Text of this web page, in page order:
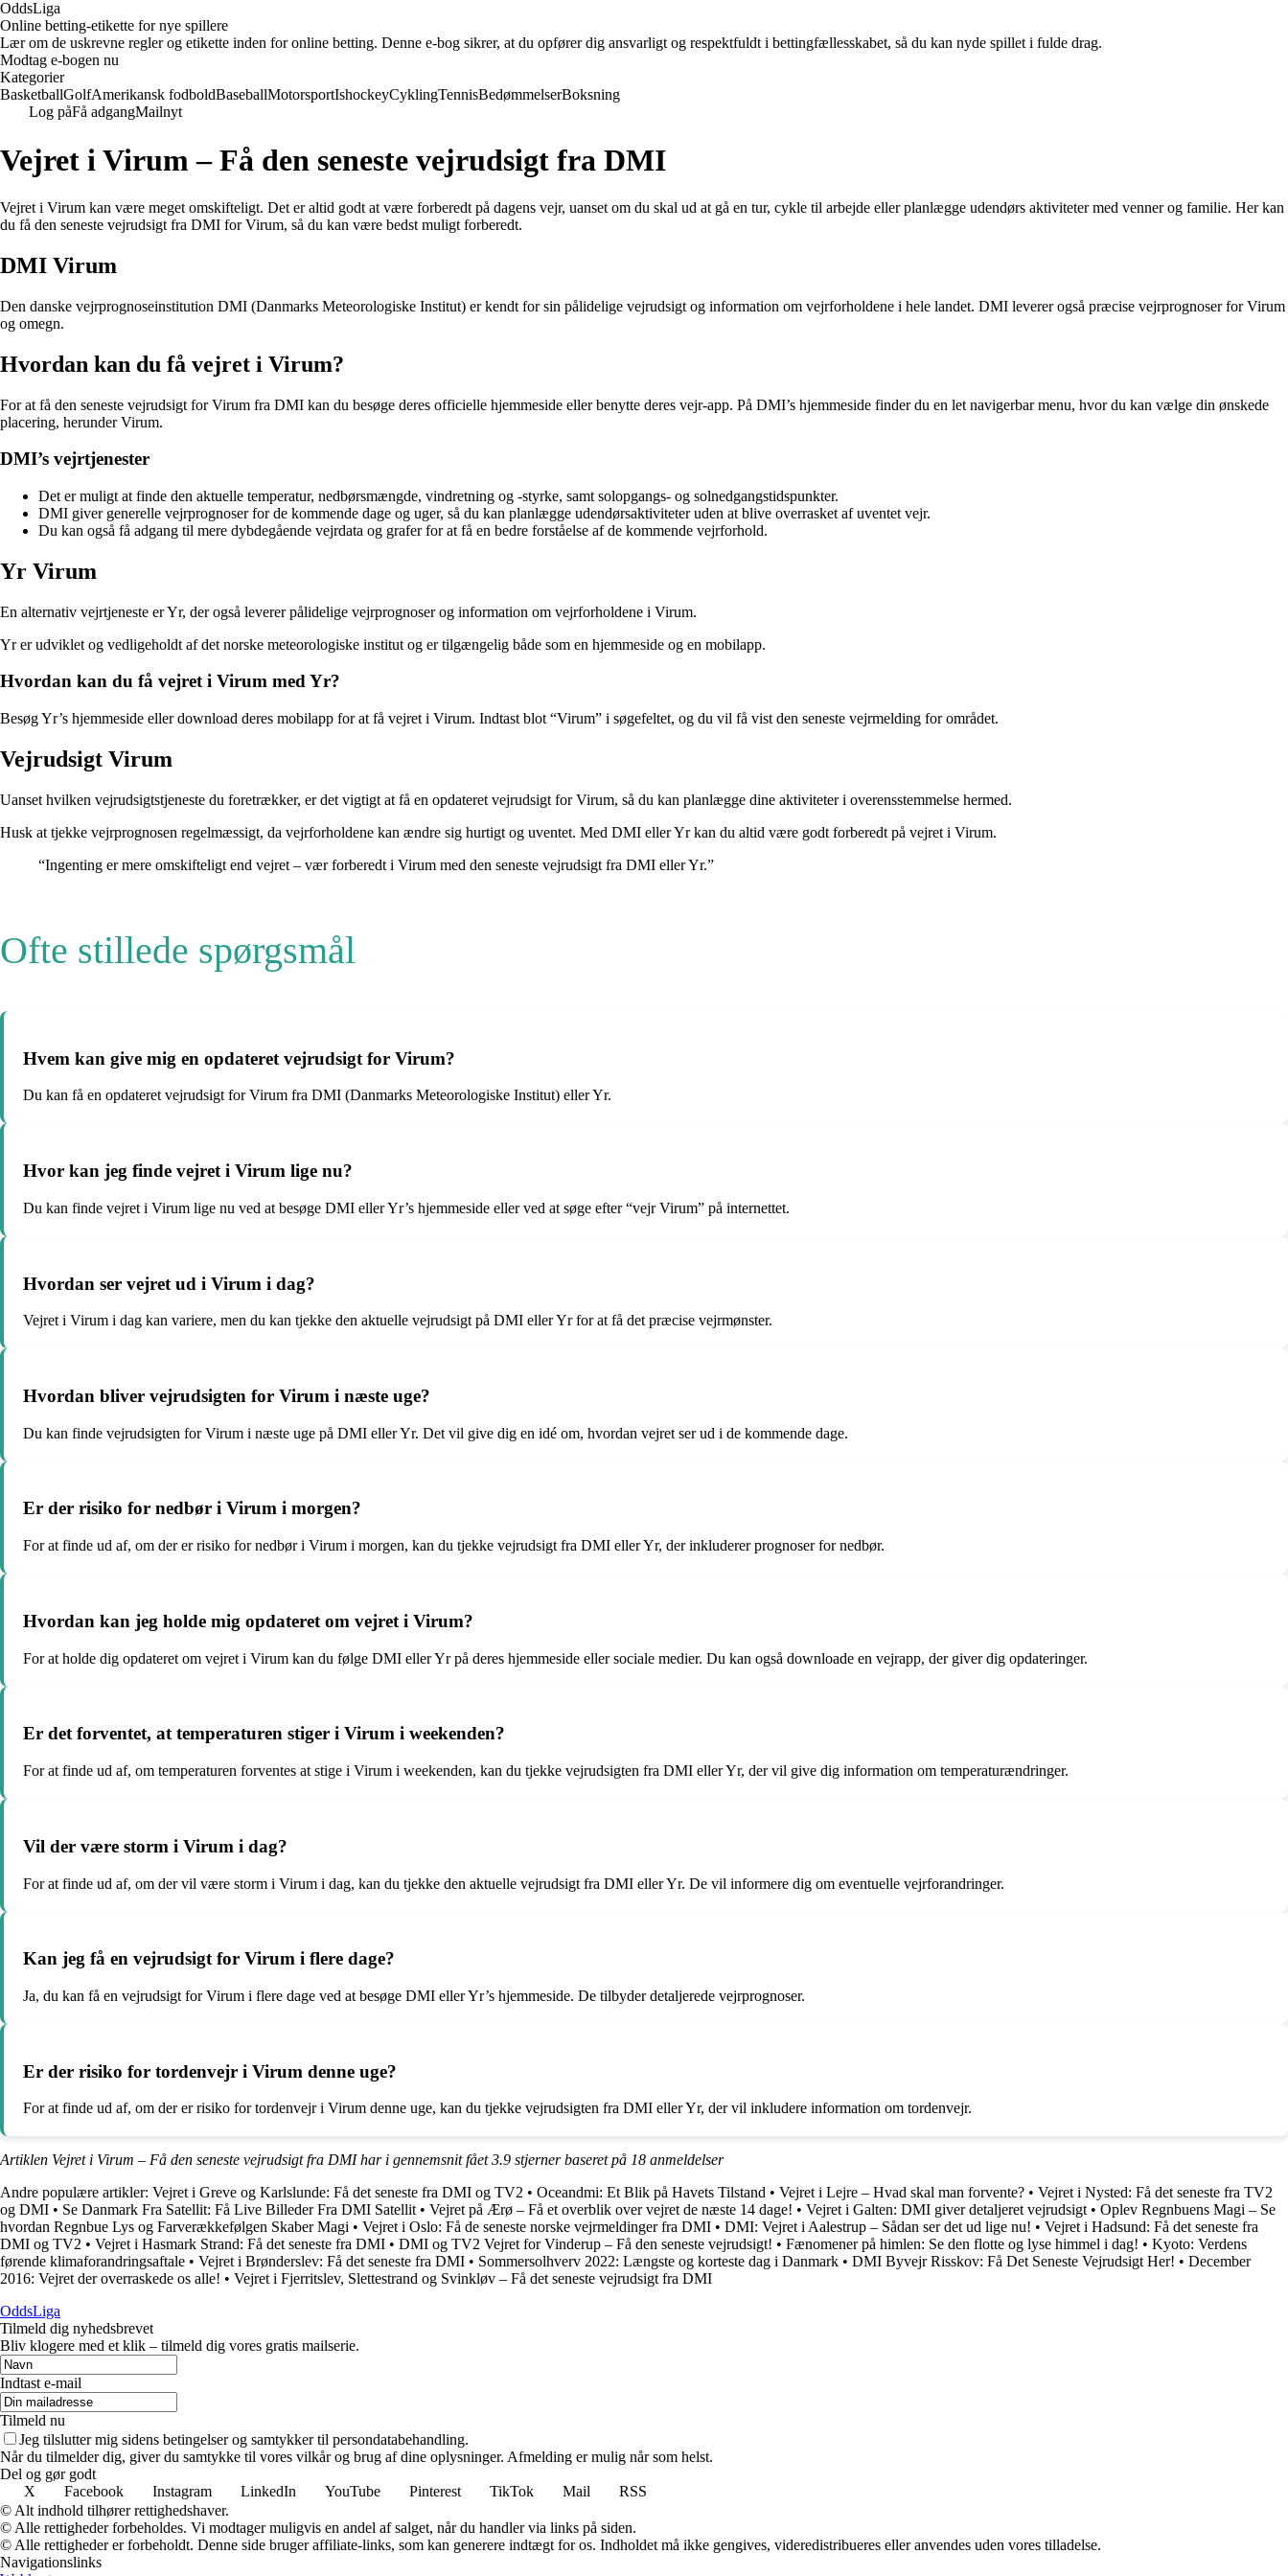
OddsLiga
Online betting-etikette for nye spillere
Lær om de uskrevne regler og etikette inden for online betting. Denne e-bog sikrer, at du opfører dig ansvarligt og respektfuldt i bettingfællesskabet, så du kan nyde spillet i fulde drag.
Modtag e-bogen nu
Kategorier
BasketballGolfAmerikansk fodboldBaseballMotorsportIshockeyCyklingTennisBedømmelserBoksning
Log påFå adgangMailnyt
Vejret i Virum – Få den seneste vejrudsigt fra DMI
Vejret i Virum kan være meget omskifteligt. Det er altid godt at være forberedt på dagens vejr, uanset om du skal ud at gå en tur, cykle til arbejde eller planlægge udendørs aktiviteter med venner og familie. Her kan
du få den seneste vejrudsigt fra DMI for Virum, så du kan være bedst muligt forberedt.
DMI Virum
Den danske vejrprognoseinstitution DMI (Danmarks Meteorologiske Institut) er kendt for sin pålidelige vejrudsigt og information om vejrforholdene i hele landet. DMI leverer også præcise vejrprognoser for Virum
og omegn.
Hvordan kan du få vejret i Virum?
For at få den seneste vejrudsigt for Virum fra DMI kan du besøge deres officielle hjemmeside eller benytte deres vejr-app. På DMI’s hjemmeside finder du en let navigerbar menu, hvor du kan vælge din ønskede
placering, herunder Virum.
DMI’s vejrtjenester
Det er muligt at finde den aktuelle temperatur, nedbørsmængde, vindretning og -styrke, samt solopgangs- og solnedgangstidspunkter.
DMI giver generelle vejrprognoser for de kommende dage og uger, så du kan planlægge udendørsaktiviteter uden at blive overrasket af uventet vejr.
Du kan også få adgang til mere dybdegående vejrdata og grafer for at få en bedre forståelse af de kommende vejrforhold.
Yr Virum
En alternativ vejrtjeneste er Yr, der også leverer pålidelige vejrprognoser og information om vejrforholdene i Virum.
Yr er udviklet og vedligeholdt af det norske meteorologiske institut og er tilgængelig både som en hjemmeside og en mobilapp.
Hvordan kan du få vejret i Virum med Yr?
Besøg Yr’s hjemmeside eller download deres mobilapp for at få vejret i Virum. Indtast blot “Virum” i søgefeltet, og du vil få vist den seneste vejrmelding for området.
Vejrudsigt Virum
Uanset hvilken vejrudsigtstjeneste du foretrækker, er det vigtigt at få en opdateret vejrudsigt for Virum, så du kan planlægge dine aktiviteter i overensstemmelse hermed.
Husk at tjekke vejrprognosen regelmæssigt, da vejrforholdene kan ændre sig hurtigt og uventet. Med DMI eller Yr kan du altid være godt forberedt på vejret i Virum.
“Ingenting er mere omskifteligt end vejret – vær forberedt i Virum med den seneste vejrudsigt fra DMI eller Yr.”
Ofte stillede spørgsmål
Hvem kan give mig en opdateret vejrudsigt for Virum?
Du kan få en opdateret vejrudsigt for Virum fra DMI (Danmarks Meteorologiske Institut) eller Yr.
Hvor kan jeg finde vejret i Virum lige nu?
Du kan finde vejret i Virum lige nu ved at besøge DMI eller Yr’s hjemmeside eller ved at søge efter “vejr Virum” på internettet.
Hvordan ser vejret ud i Virum i dag?
Vejret i Virum i dag kan variere, men du kan tjekke den aktuelle vejrudsigt på DMI eller Yr for at få det præcise vejrmønster.
Hvordan bliver vejrudsigten for Virum i næste uge?
Du kan finde vejrudsigten for Virum i næste uge på DMI eller Yr. Det vil give dig en idé om, hvordan vejret ser ud i de kommende dage.
Er der risiko for nedbør i Virum i morgen?
For at finde ud af, om der er risiko for nedbør i Virum i morgen, kan du tjekke vejrudsigt fra DMI eller Yr, der inkluderer prognoser for nedbør.
Hvordan kan jeg holde mig opdateret om vejret i Virum?
For at holde dig opdateret om vejret i Virum kan du følge DMI eller Yr på deres hjemmeside eller sociale medier. Du kan også downloade en vejrapp, der giver dig opdateringer.
Er det forventet, at temperaturen stiger i Virum i weekenden?
For at finde ud af, om temperaturen forventes at stige i Virum i weekenden, kan du tjekke vejrudsigten fra DMI eller Yr, der vil give dig information om temperaturændringer.
Vil der være storm i Virum i dag?
For at finde ud af, om der vil være storm i Virum i dag, kan du tjekke den aktuelle vejrudsigt fra DMI eller Yr. De vil informere dig om eventuelle vejrforandringer.
Kan jeg få en vejrudsigt for Virum i flere dage?
Ja, du kan få en vejrudsigt for Virum i flere dage ved at besøge DMI eller Yr’s hjemmeside. De tilbyder detaljerede vejrprognoser.
Er der risiko for tordenvejr i Virum denne uge?
For at finde ud af, om der er risiko for tordenvejr i Virum denne uge, kan du tjekke vejrudsigten fra DMI eller Yr, der vil inkludere information om tordenvejr.
Artiklen Vejret i Virum – Få den seneste vejrudsigt fra DMI har i gennemsnit fået3.9 stjerner baseret på 18 anmeldelser
Andre populære artikler: Vejret i Greve og Karlslunde: Få det seneste fra DMI og TV2 • Oceandmi: Et Blik på Havets Tilstand • Vejret i Lejre – Hvad skal man forvente? • Vejret i Nysted: Få det seneste fra TV2
og DMI • Se Danmark Fra Satellit: Få Live Billeder Fra DMI Satellit • Vejret på Ærø – Få et overblik over vejret de næste 14 dage! • Vejret i Galten: DMI giver detaljeret vejrudsigt • Oplev Regnbuens Magi – Se
hvordan Regnbue Lys og Farverækkefølgen Skaber Magi • Vejret i Oslo: Få de seneste norske vejrmeldinger fra DMI • DMI: Vejret i Aalestrup – Sådan ser det ud lige nu! • Vejret i Hadsund: Få det seneste fra
DMI og TV2 • Vejret i Hasmark Strand: Få det seneste fra DMI • DMI og TV2 Vejret for Vinderup – Få den seneste vejrudsigt! • Fænomener på himlen: Se den flotte og lyse himmel i dag! • Kyoto: Verdens
førende klimaforandringsaftale • Vejret i Brønderslev: Få det seneste fra DMI • Sommersolhverv 2022: Længste og korteste dag i Danmark • DMI Byvejr Risskov: Få Det Seneste Vejrudsigt Her! • December
2016: Vejret der overraskede os alle! • Vejret i Fjerritslev, Slettestrand og Svinkløv – Få det seneste vejrudsigt fra DMI
OddsLiga
Tilmeld dig nyhedsbrevet
Bliv klogere med et klik – tilmeld dig vores gratis mailserie.
Indtast e-mail
Tilmeld nu
Jeg tilslutter mig sidens betingelser og samtykker til persondatabehandling.
Når du tilmelder dig, giver du samtykke til vores vilkår og brug af dine oplysninger. Afmelding er mulig når som helst.
Del og gør godt
X
Facebook Instagram LinkedIn YouTube Pinterest TikTok Mail
RSS
© Alt indhold tilhører rettighedshaver.
© Alle rettigheder forbeholdes. Vi modtager muligvis en andel af salget, når du handler via links på siden.
© Alle rettigheder er forbeholdt. Denne side bruger affiliate-links, som kan generere indtægt for os. Indholdet må ikke gengives, videredistribueres eller anvendes uden vores tilladelse.
Navigationslinks